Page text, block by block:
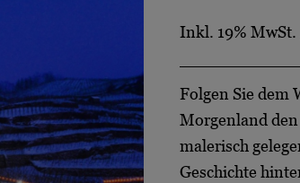
Inkl. 19% MwSt.
Folgen Sie dem
Morgenland
malerisch
Geschichte